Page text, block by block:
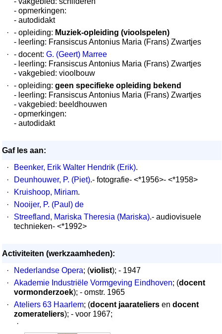
- opmerkingen:
- autodidakt
·
- opleiding: Muziek-opleiding (vioolspelen)
- leerling: Fransiscus Antonius Maria (Frans) Zwartjes
·
- docent: G. (Geert) Marree
- leerling: Fransiscus Antonius Maria (Frans) Zwartjes
- vakgebied: vioolbouw
·
- opleiding: geen specifieke opleiding bekend
- leerling: Fransiscus Antonius Maria (Frans) Zwartjes
- vakgebied: beeldhouwen
- opmerkingen:
- autodidakt
Gaf les aan:
·
Beenker, Erik Walter Hendrik (Erik).
·
Deunhouwer, P. (Piet).- fotografie- <*1956>- <*1958>
·
Kruishoop, Miriam.
·
Nooijer, P. (Paul) de
·
Streefland, Mariska Theresia (Mariska).- audiovisuele
technieken- <*1992>
Activiteiten (werkzaamheden):
·
Nederlandse Opera; (violist); - 1947
·
Akademie Industriële Vormgeving Eindhoven; (docent
vormonderzoek); - omstr. 1965
·
Ateliers 63 Haarlem; (docent jaarateliers en docent
zomerateliers); - voor 1967;
·